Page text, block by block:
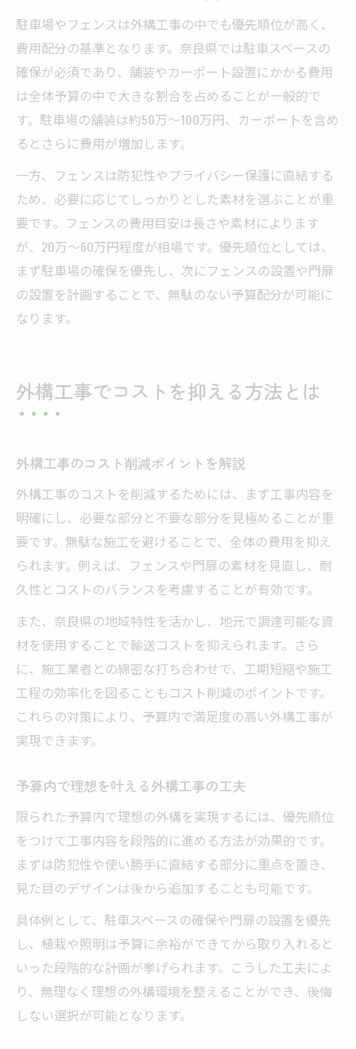
駐車場やフェンスは外構工事の中でも優先順位が高く、
費用配分の基準となります。奈良県では駐車スペースの
確保が必須であり、舗装やカーポート設置にかかる費用
は全体予算の中で大きな割合を占めることが一般的で
す。駐車場の舗装は約50万〜100万円、カーポートを含め
るとさらに費用が増加します。
一方、フェンスは防犯性やプライバシー保護に直結する
ため、必要に応じてしっかりとした素材を選ぶことが重
要です。フェンスの費用目安は長さや素材によります
が、20万〜60万円程度が相場です。優先順位としては、
まず駐車場の確保を優先し、次にフェンスの設置や門扉
の設置を計画することで、無駄のない予算配分が可能に
なります。
外構工事でコストを抑える方法とは
外構工事のコスト削減ポイントを解説
外構工事のコストを削減するためには、まず工事内容を
明確にし、必要な部分と不要な部分を見極めることが重
要です。無駄な施工を避けることで、全体の費用を抑え
られます。例えば、フェンスや門扉の素材を見直し、耐
久性とコストのバランスを考慮することが有効です。
また、奈良県の地域特性を活かし、地元で調達可能な資
材を使用することで輸送コストを抑えられます。さら
に、施工業者との綿密な打ち合わせで、工期短縮や施工
工程の効率化を図ることもコスト削減のポイントです。
これらの対策により、予算内で満足度の高い外構工事が
実現できます。
予算内で理想を叶える外構工事の工夫
限られた予算内で理想の外構を実現するには、優先順位
をつけて工事内容を段階的に進める方法が効果的です。
まずは防犯性や使い勝手に直結する部分に重点を置き、
見た目のデザインは後から追加することも可能です。
具体例として、駐車スペースの確保や門扉の設置を優先
し、植栽や照明は予算に余裕ができてから取り入れると
いった段階的な計画が挙げられます。こうした工夫によ
り、無理なく理想の外構環境を整えることができ、後悔
しない選択が可能となります。